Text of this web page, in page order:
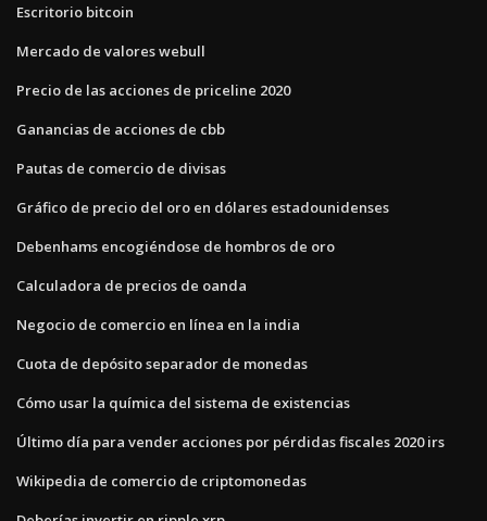
Escritorio bitcoin
Mercado de valores webull
Precio de las acciones de priceline 2020
Ganancias de acciones de cbb
Pautas de comercio de divisas
Gráfico de precio del oro en dólares estadounidenses
Debenhams encogiéndose de hombros de oro
Calculadora de precios de oanda
Negocio de comercio en línea en la india
Cuota de depósito separador de monedas
Cómo usar la química del sistema de existencias
Último día para vender acciones por pérdidas fiscales 2020 irs
Wikipedia de comercio de criptomonedas